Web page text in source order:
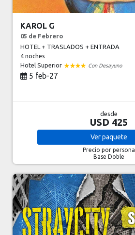
KAROL G
05 de Febrero
HOTEL + TRASLADOS + ENTRADA
4 noches
Hotel Superior
Con Desayuno
5 feb-27
desde
USD 425
Verpaquete
Precio por persona
Base Doble